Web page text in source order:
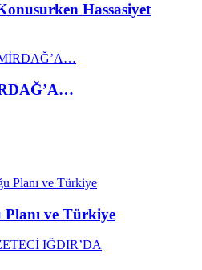
Hassasiyet
ve Türkiye